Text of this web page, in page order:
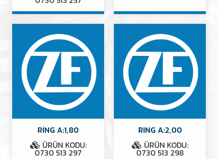
RİNG A:1,80
ÜRÜN KODU:
0730 513 297
RING A:2,00
ÜRÜN KODU:
0730 513 298